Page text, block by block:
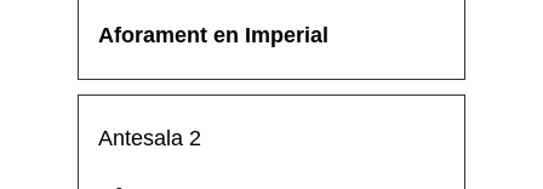
Antesala 2